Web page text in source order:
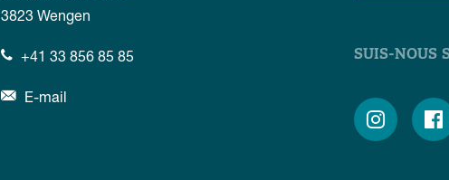
3823 Wengen
+41 33 856 85 85
E-mail
SUIS-NOUS
 